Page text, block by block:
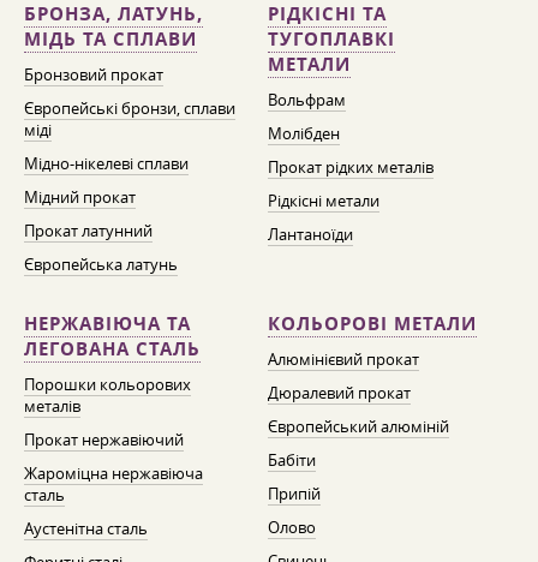
БРОНЗА, ЛАТУНЬ,
МІДЬ ТА СПЛАВИ
Бронзовий прокат
Європейські бронзи, сплави
міді
Мідно-нікелеві сплави
Мідний прокат
Прокат латунний
Європейська латунь
РІДКІСНІ ТА
ТУГОПЛАВКІ
МЕТАЛИ
Вольфрам
Молібден
Прокат рідких металів
Рідкісні метали
Лантаноїди
НЕРЖАВІЮЧА ТА
ЛЕГОВАНА СТАЛЬ
Порошки кольорових
металів
Прокат нержавіючий
Жароміцна нержавіюча
сталь
Аустенітна сталь
КОЛЬОРОВІ МЕТАЛИ
Алюмінієвий прокат
Дюралевий прокат
Європейський алюміній
Бабіти
Припій
Олово